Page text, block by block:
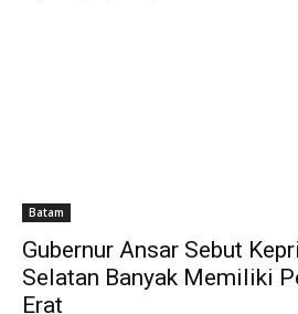
Batam
Gubernur Ansar Sebut
Selatan Banyak Memiliki
Erat